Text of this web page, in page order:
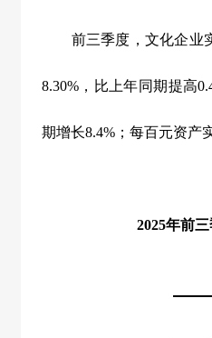
前三季度，文化企业
8.30% ，比上年同期提高
期增长8.4% ；每百元资产
2025年前